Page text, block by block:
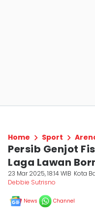
Home Sport
Persib Genjot
Laga Lawan
23 Mar 2025, 18:14 WIB Kota
Debbie Sutrisno
News Channel